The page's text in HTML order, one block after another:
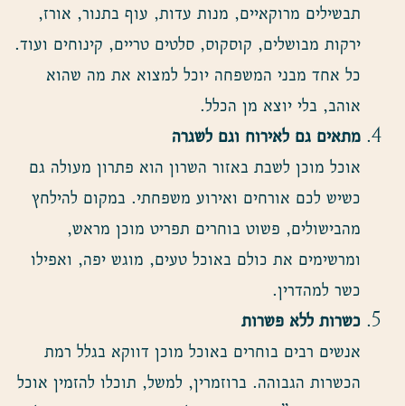
תבשילים מרוקאיים, מנות עדות, עוף בתנור, אורז,
ירקות מבושלים, קוסקוס, סלטים טריים, קינוחים ועוד.
כל אחד מבני המשפחה יוכל למצוא את מה שהוא
אוהב, בלי יוצא מן הכלל.
מתאים גם לאירוח וגם לשגרה
אוכל מוכן לשבת באזור השרון הוא פתרון מעולה גם
כשיש לכם אורחים ואירוע משפחתי. במקום להילחץ
מהבישולים, פשוט בוחרים תפריט מוכן מראש,
ומרשימים את כולם באוכל טעים, מוגש יפה, ואפילו
כשר למהדרין.
כשרות ללא פשרות
אנשים רבים בוחרים באוכל מוכן דווקא בגלל רמת
הכשרות הגבוהה. ברוזמרין, למשל, תוכלו להזמין אוכל